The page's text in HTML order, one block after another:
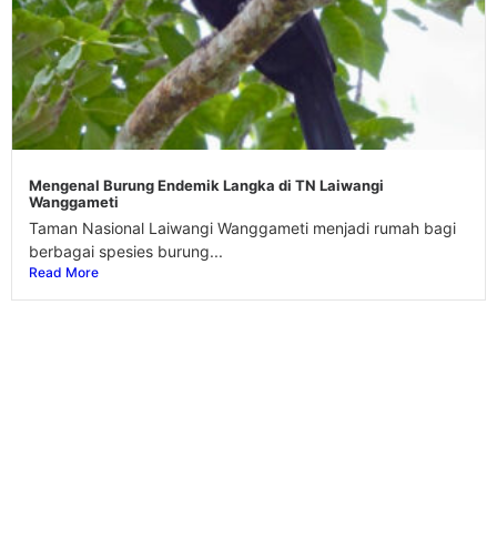
Mengenal Burung Endemik Langka di TN Laiwangi
Wanggameti
Taman Nasional Laiwangi Wanggameti menjadi rumah bagi
berbagai spesies burung...
Read More